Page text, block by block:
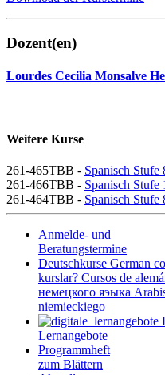
Dozent(en)
Lourdes Cecilia Monsalve
Weitere Kurse
261-465TBB - Spanisch Stufe
261-466TBB - Spanisch Stufe
261-464TBB - Spanisch Stufe
Anmelde- und
Beratungstermine
Deutschkurse German
kurslar? Cursos de
немецкого яэыка
niemieckiego
Lernangebote
Programmheft
zum Blättern